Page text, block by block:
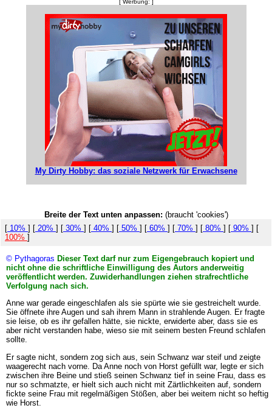
[ Werbung: ]
My Dirty Hobby: das soziale Netzwerk für Erwachsene
Breite der Text unten anpassen: (braucht 'cookies')
[ 10% ] [ 20% ] [ 30% ] [ 40% ] [ 50% ] [ 60% ] [ 70% ] [ 80% ] [ 90% ] [
100% ]
© Pythagoras Dieser Text darf nur zum Eigengebrauch kopiert und
nicht ohne die schriftliche Einwilligung des Autors anderweitig
veröffentlicht werden. Zuwiderhandlungen ziehen strafrechtliche
Verfolgung nach sich.
Anne war gerade eingeschlafen als sie spürte wie sie gestreichelt wurde.
Sie öffnete ihre Augen und sah ihrem Mann in strahlende Augen. Er fragte
sie leise, ob es ihr gefallen hätte, sie nickte, erwiderte aber, dass sie es
aber nicht verstanden habe, wieso sie mit seinem besten Freund schlafen
sollte.
Er sagte nicht, sondern zog sich aus, sein Schwanz war steif und zeigte
waagerecht nach vorne. Da Anne noch von Horst gefüllt war, legte er sich
zwischen ihre Beine und stieß seinen Schwanz tief in seine Frau, dass es
nur so schmatzte, er hielt sich auch nicht mit Zärtlichkeiten auf, sondern
fickte seine Frau mit regelmäßigen Stößen, aber bei weitem nicht so heftig
wie Horst.